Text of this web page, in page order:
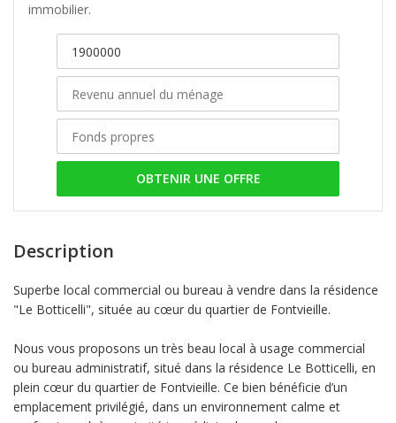
immobilier.
OBTENIR UNE OFFRE
Description
Superbe local commercial ou bureau à vendre dans la résidence
"Le Botticelli", située au cœur du quartier de Fontvieille.
Nous vous proposons un très beau local à usage commercial
ou bureau administratif, situé dans la résidence Le Botticelli, en
plein cœur du quartier de Fontvieille. Ce bien bénéficie d’un
emplacement privilégié, dans un environnement calme et